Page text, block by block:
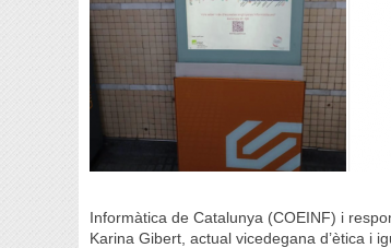
Informàtica de Catalunya (COEINF) i
Karina Gibert, actual vicedegana d’ètica i